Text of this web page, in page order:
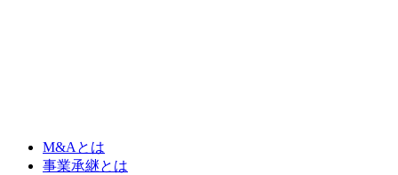
M&Aとは
事業承継とは